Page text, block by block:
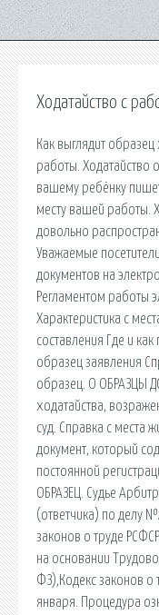
Ходатайство с
Как выглядит образец
работы. Ходатайство
вашему ребёнку
месту вашей работы.
довольно
Уважаемые
документов на
Регламентом работы
Характеристика с
составления Где и как
образец заявления
образец. О ОБРАЗЦЫ
ходатайства,
суд. Справка с места
документ, который
постоянной
ОБРАЗЕЦ. Судье
(ответчика) по делу
законов о труде
на основании
ФЗ),Кодекс законов о
января. Процедура